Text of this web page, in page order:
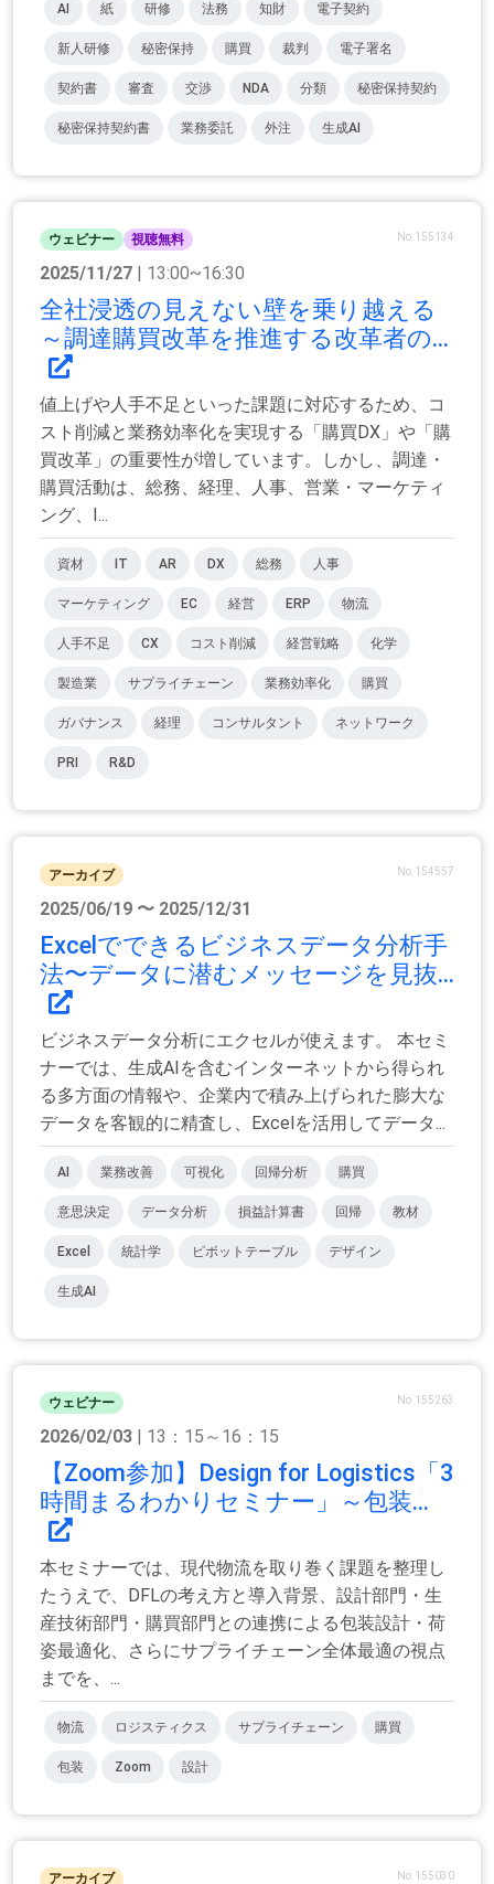
AI 紙 研修 法務 知財 電子契約
新人研修 秘密保持 購買 裁判 電子署名
契約書 審査 交渉 NDA 分類 秘密保持契約
秘密保持契約書 業務委託 外注 生成AI
ウェビナー 視聴無料 No.155134
2025/11/27 | 13:00~16:30
全社浸透の見えない壁を乗り越える
～調達購買改革を推進する改革者の...
値上げや人手不足といった課題に対応するため、コ
スト削減と業務効率化を実現する「購買DX」や「購
買改革」の重要性が増しています。しかし、調達・
購買活動は、総務、経理、人事、営業・マーケティ
ング、I...
資材 IT AR DX 総務 人事
マーケティング EC 経営 ERP 物流
人手不足 CX コスト削減 経営戦略 化学
製造業 サプライチェーン 業務効率化 購買
ガバナンス 経理 コンサルタント ネットワーク
PRI R&D
アーカイブ No.154557
2025/06/19 〜 2025/12/31
Excelでできるビジネスデータ分析手
法〜データに潜むメッセージを見抜...
ビジネスデータ分析にエクセルが使えます。 本セミ
ナーでは、生成AIを含むインターネットから得られ
る多方面の情報や、企業内で積み上げられた膨大な
データを客観的に精査し、Excelを活用してデータ...
AI 業務改善 可視化 回帰分析 購買
意思決定 データ分析 損益計算書 回帰 教材
Excel 統計学 ピボットテーブル デザイン
生成AI
ウェビナー No.155263
2026/02/03 | 13：15～16：15
【Zoom参加】Design for Logistics「3
時間まるわかりセミナー」～包装...
本セミナーでは、現代物流を取り巻く課題を整理し
たうえで、DFLの考え方と導入背景、設計部門・生
産技術部門・購買部門との連携による包装設計・荷
姿最適化、さらにサプライチェーン全体最適の視点
までを、...
物流 ロジスティクス サプライチェーン 購買
包装 Zoom 設計
アーカイブ No.155030